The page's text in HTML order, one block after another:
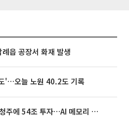
읍 공장서 화재 발생
'…오늘 노원 40.2도 기록
SK하이닉스, 용인·청주에 54조 투자…AI 메모리 생산기지 키운다